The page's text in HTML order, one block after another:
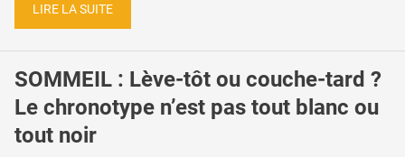
LIRE LA SUITE
SOMMEIL : Lève-tôt ou couche-tard ?
Le chronotype n’est pas tout blanc ou
tout noir